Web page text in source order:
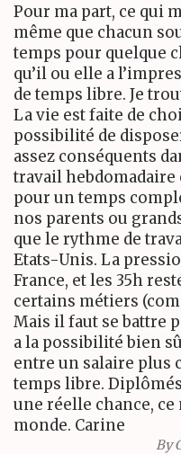
Pour ma part, ce qui
même que chacun
temps pour quelque
qu’il ou elle a
de temps libre. Je
La vie est faite de
possibilité de
assez conséquents
travail hebdomadaire
pour un temps
nos parents ou
que le rythme de
Etats-Unis. La
France, et les 35h
certains métiers
Mais il faut se battre
a la possibilité bien
entre un salaire plus
temps libre.
une réelle chance, ce
monde. Carine
By